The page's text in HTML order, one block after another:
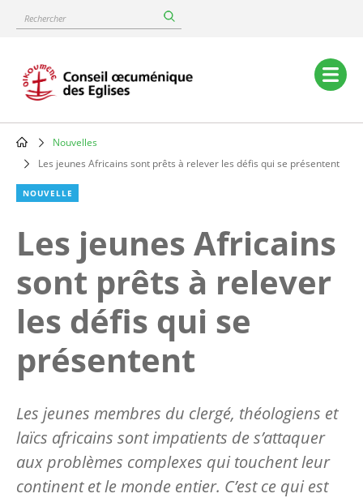
content
Rechercher
Main
navigation
Breadcrumb
Nouvelles
Les jeunes Africains sont prêts à relever les défis qui se présentent
NOUVELLE
Les jeunes Africains
sont prêts à relever
les défis qui se
présentent
Les jeunes membres du clergé, théologiens et
laïcs africains sont impatients de s’attaquer
aux problèmes complexes qui touchent leur
continent et le monde entier. C’est ce qui est